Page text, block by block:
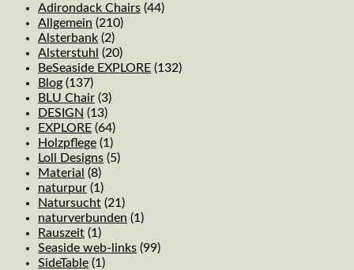
Adirondack Chairs (44)
Allgemein (210)
Alsterbank (2)
Alsterstuhl (20)
BeSeaside EXPLORE (132)
Blog (137)
BLU Chair (3)
DESIGN (13)
EXPLORE (64)
Holzpflege (1)
Loll Designs (5)
Material (8)
naturpur (1)
Natursucht (21)
naturverbunden (1)
Rauszeit (1)
Seaside web-links (99)
SideTable (1)